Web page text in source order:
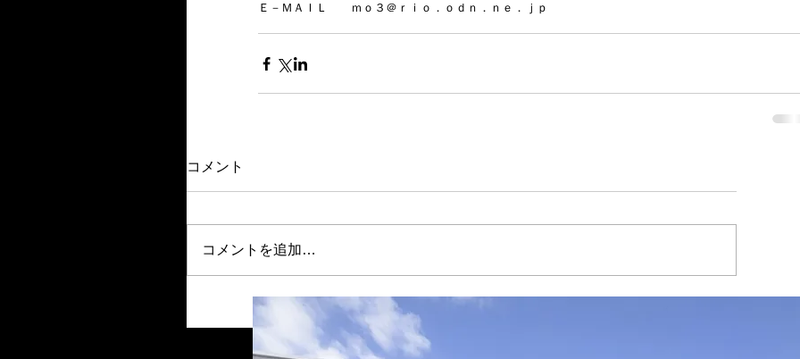
Ｅ－ＭＡＩＬ　　ｍｏ３＠ｒｉｏ．ｏｄｎ．ｎｅ．ｊｐ
コメント
コメントを追加…